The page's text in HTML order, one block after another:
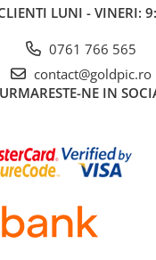
LUNI - VINERI:
0761 766 565
contact@goldpic.ro
URMARESTE-NE IN